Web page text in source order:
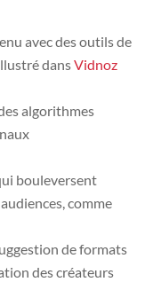
avec des outils de
dansVidnoz
algorithmes
bouleversent
comme
de formats
des créateurs